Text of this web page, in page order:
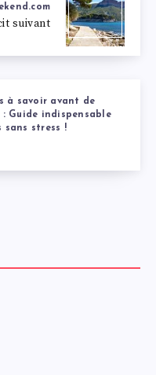
suivant
à savoir avant de
Guide indispensable
sans stress !